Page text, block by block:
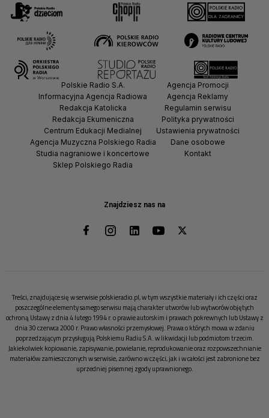
Znajdziesz nas na
Polskie Radio S.A.
Informacyjna Agencja Radiowa
Redakcja Katolicka
Redakcja Ekumeniczna
Centrum Edukacji Medialnej
Agencja Muzyczna Polskiego Radia
Studia nagraniowe i koncertowe
Sklep Polskiego Radia
Agencja Promocji
Agencja Reklamy
Regulamin serwisu
Polityka prywatności
Ustawienia prywatności
Dane osobowe
Kontakt
Treści, znajdujące się w serwisie polskieradio.pl, w tym wszystkie materiały i ich części oraz
poszczególne elementy samego serwisu mają charakter utworów lub wytworów objętych
ochroną Ustawy z dnia 4 lutego 1994 r. o prawie autorskim i prawach pokrewnych lub Ustawy z
dnia 30 czerwca 2000 r. Prawo własności przemysłowej. Prawa o których mowa w zdaniu
poprzedzającym przysługują Polskiemu Radiu S.A. w likwidacji lub podmiotom trzecim.
Jakiekolwiek kopiowanie, zapisywanie, powielanie, reprodukowanie oraz rozpowszechnianie
materiałów zamieszczonych w serwisie, zarówno w części, jak i w całości jest zabronione bez
uprzedniej pisemnej zgody uprawnionego.